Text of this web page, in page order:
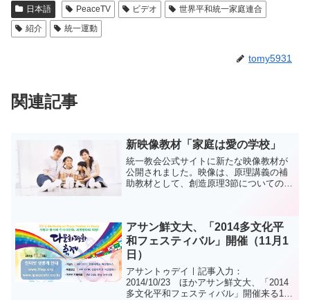
日本語 PeaceTV ビデオ
世界平和統一家庭連合
紹介
統一運動
tomy5931
関連記事
新映像教材「家庭は愛の学校」
統一教会公式サイトに新たな映像教材が
公開されました。映像は、原理講義の補
助教材として、創造原理3節についての内
明­しています。記事元...
アサン鮮文大、「2014多文化平
和フェスティバル」開催（11月1
日）
アサントゥデイㅣ記事入力：
2014/10/23 ほかアサン鮮文大、「2014
多文化平和フェスティバル」開催来る11